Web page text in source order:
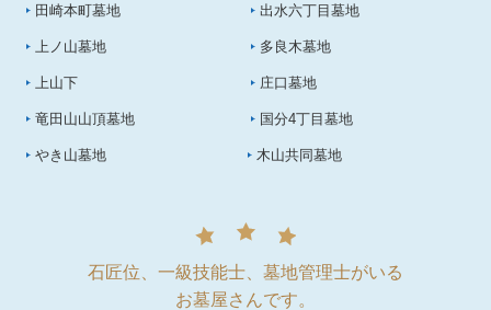
田崎本町墓地 出水六丁目墓地
上ノ山墓地 多良木墓地
上山下 庄口墓地
竜田山山頂墓地 国分4丁目墓地
やき山墓地 木山共同墓地
石匠位、一級技能士、墓地管理士がいる
お墓屋さんです。